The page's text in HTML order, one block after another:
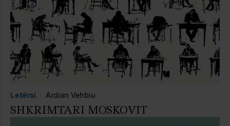
Letërsi Ardian Vehbiu
SHKRIMTARI MOSKOVIT